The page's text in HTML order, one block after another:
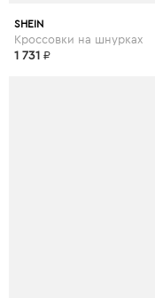
SHEIN
Кроссовки на шнурках
1 731 ₽